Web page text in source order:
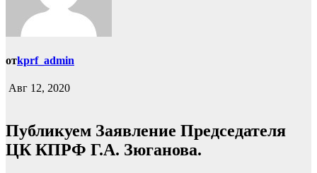
отkprf_admin
Авг 12, 2020
Публикуем Заявление Председателя
ЦК КПРФ Г.А. Зюганова.